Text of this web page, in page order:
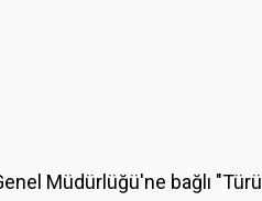
Müdürlüğü'ne bağlı